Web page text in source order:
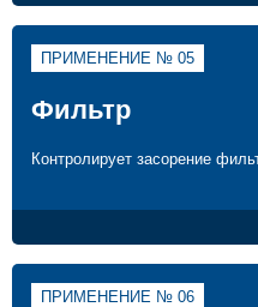
ПРИМЕНЕНИЕ № 05
Фильтр
Контролирует засорение
ПРИМЕНЕНИЕ № 06